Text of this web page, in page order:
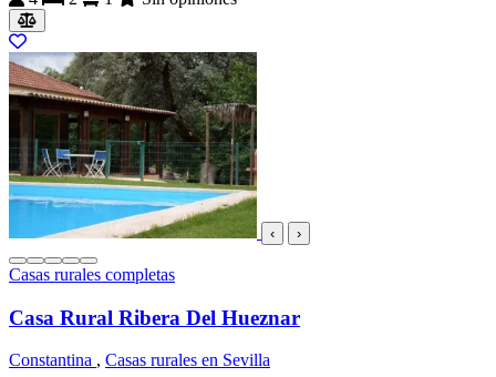
‹ ›
Casas rurales completas
Casa Rural Ribera Del Hueznar
Constantina , Casas rurales en Sevilla